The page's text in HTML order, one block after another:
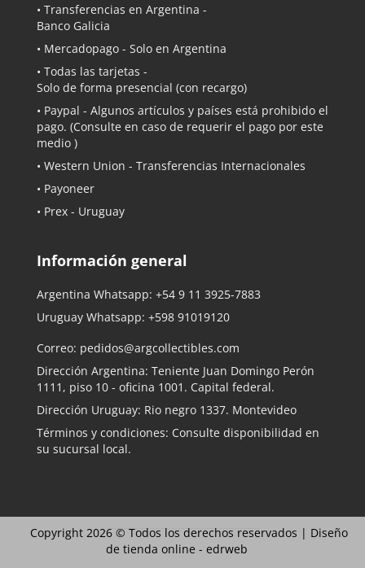
• Transferencias en Argentina -
Banco Galicia
• Mercadopago - Solo en Argentina
• Todas las tarjetas -
Solo de forma presencial (con recargo)
• Paypal - Algunos artículos y países está prohibido el
pago. (Consulte en caso de requerir el pago por este
medio )
• Western Union - Transferencias Internacionales
• Payoneer
• Prex - Uruguay
Información general
Argentina Whatsapp: +54 9 11 3925-7883
Uruguay Whatsapp: +598 91019120
Correo: pedidos@argcollectibles.com
Dirección Argentina: Teniente Juan Domingo Perón
1111, piso 10 - oficina 1001. Capital federal.
Dirección Uruguay: Rio negro 1337. Montevideo
Términos y condiciones: Consulte disponibilidad en
su sucursal local.
Copyright 2026 © Todos los derechos reservados | Diseño
de tienda online - edrweb